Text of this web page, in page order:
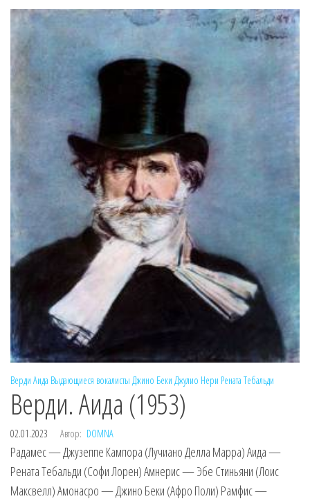
Верди Аида Выдающиеся вокалисты Джино Беки Джулио Нери Рената Тебальди
Верди. Аида (1953)
02.01.2023 Автор: DOMNA
Радамес — Джузеппе Кампора (Лучиано Делла Марра) Аида —
Рената Тебальди (Софи Лорен) Амнерис — Эбе Стиньяни (Лоис
Максвелл) Амонасро — Джино Беки (Афро Поли) Рамфис —